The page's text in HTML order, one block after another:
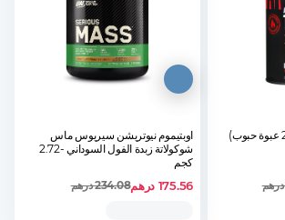
درهم
اوبتيموم نيوتريشن سيريوس ماس
شوكولاتة زبدة الفول السوداني -2.72
كجم
175.56 درهم234.08درهم